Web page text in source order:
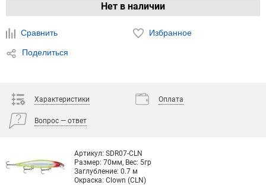
Нет в наличии
Сравнить Избранное
Поделиться
Характеристики Оплата
Вопрос — ответ
Артикул: SDR07-CLN
Размер: 70мм, Вес: 5гр
Заглубление: 0.7 м
Окраска: Clown (CLN)